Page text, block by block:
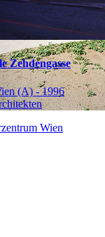
Zehdengasse
(A) - 1996
Wien